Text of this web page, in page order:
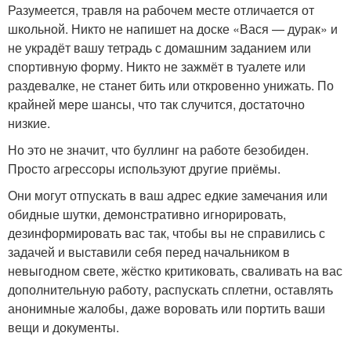
Разумеется, травля на рабочем месте отличается от
школьной. Никто не напишет на доске «Вася — дурак» и
не украдёт вашу тетрадь с домашним заданием или
спортивную форму. Никто не зажмёт в туалете или
раздевалке, не станет бить или откровенно унижать. По
крайней мере шансы, что так случится, достаточно
низкие.
Но это не значит, что буллинг на работе безобиден.
Просто агрессоры используют другие приёмы.
Они могут отпускать в ваш адрес едкие замечания или
обидные шутки, демонстративно игнорировать,
дезинформировать вас так, чтобы вы не справились с
задачей и выставили себя перед начальником в
невыгодном свете, жёстко критиковать, сваливать на вас
дополнительную работу, распускать сплетни, оставлять
анонимные жалобы, даже воровать или портить ваши
вещи и документы.